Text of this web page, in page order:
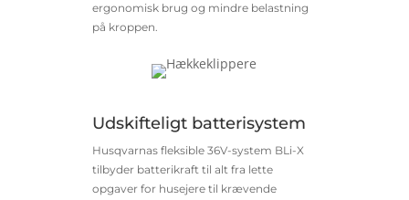
ergonomisk brug og mindre belastning
på kroppen.
Udskifteligt batterisystem
Husqvarnas fleksible 36V-system BLi-X
tilbyder batterikraft til alt fra lette
opgaver for husejere til krævende